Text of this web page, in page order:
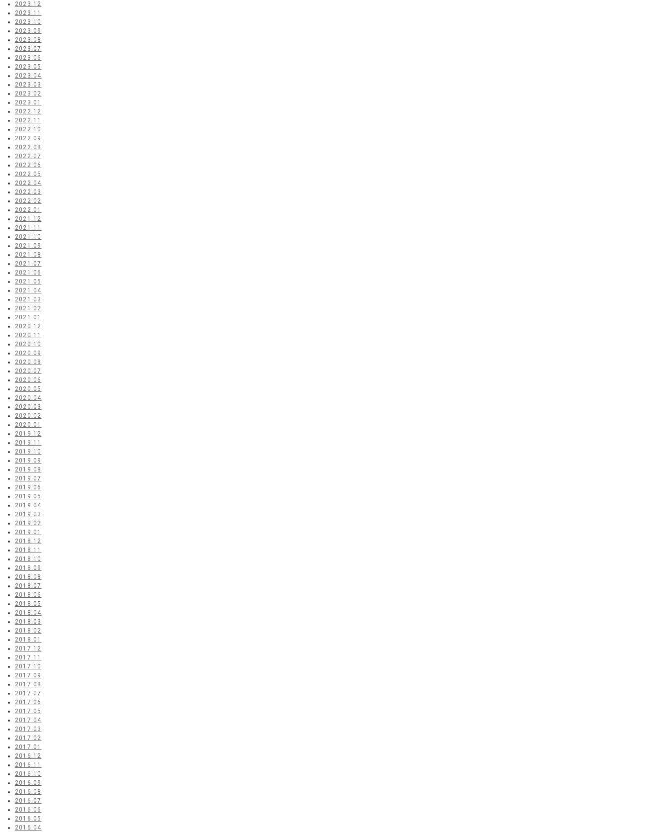
2023.12
2023.11
2023.10
2023.09
2023.08
2023.07
2023.06
2023.05
2023.04
2023.03
2023.02
2023.01
2022.12
2022.11
2022.10
2022.09
2022.08
2022.07
2022.06
2022.05
2022.04
2022.03
2022.02
2022.01
2021.12
2021.11
2021.10
2021.09
2021.08
2021.07
2021.06
2021.05
2021.04
2021.03
2021.02
2021.01
2020.12
2020.11
2020.10
2020.09
2020.08
2020.07
2020.06
2020.05
2020.04
2020.03
2020.02
2020.01
2019.12
2019.11
2019.10
2019.09
2019.08
2019.07
2019.06
2019.05
2019.04
2019.03
2019.02
2019.01
2018.12
2018.11
2018.10
2018.09
2018.08
2018.07
2018.06
2018.05
2018.04
2018.03
2018.02
2018.01
2017.12
2017.11
2017.10
2017.09
2017.08
2017.07
2017.06
2017.05
2017.04
2017.03
2017.02
2017.01
2016.12
2016.11
2016.10
2016.09
2016.08
2016.07
2016.06
2016.05
2016.04